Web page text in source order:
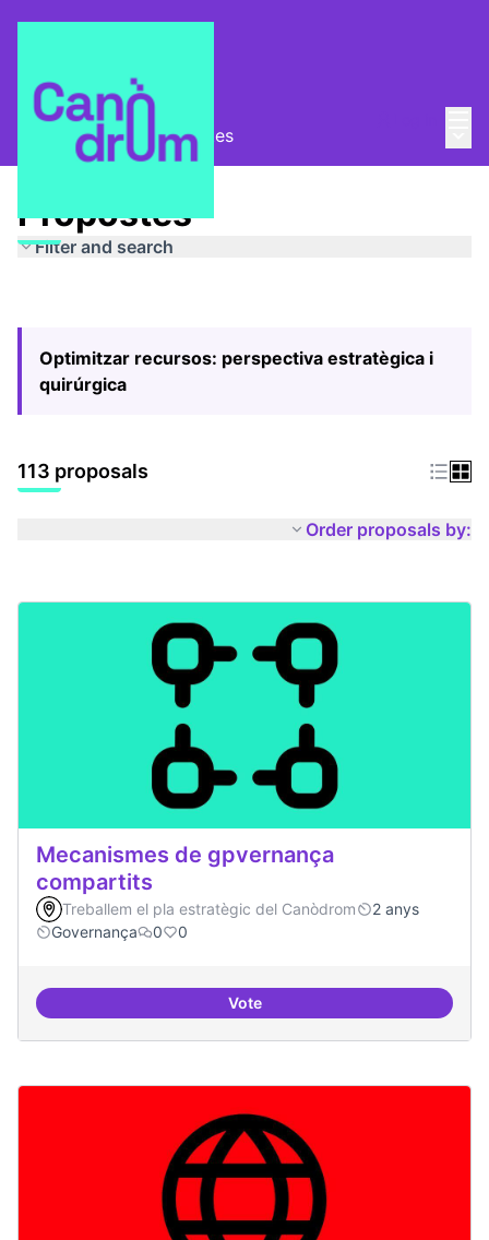
Pla Estratègic Propostes
Propostes
Filter and search
Optimitzar recursos: perspectiva estratègica i
quirúrgica
113 proposals
Order proposals by:
Mecanismes de gpvernança
compartits
Treballem el pla estratègic del Canòdrom
2 anys
Governança
0 0
VoteMecanismes de gpvernança